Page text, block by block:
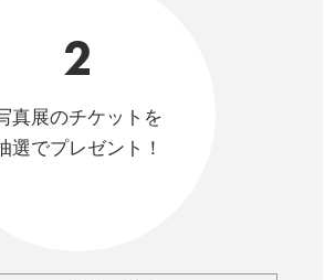
2
真展のチケットを
選でプレゼント！